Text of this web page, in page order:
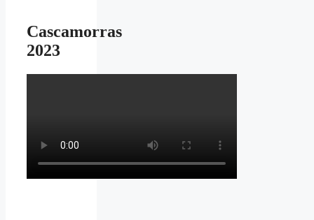
Cascamorras
2023